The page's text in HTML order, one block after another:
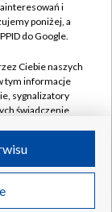
i
poniżej, a
do Google.
Ciebie naszych
tym informacje
sygnalizatory
świadczenie
Ciebie
identyfikatory